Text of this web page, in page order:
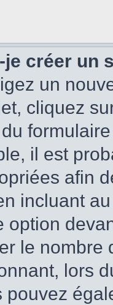
créer un
un
cliquez
il est
afin
incluant
option
le nombre
lors
pouvez